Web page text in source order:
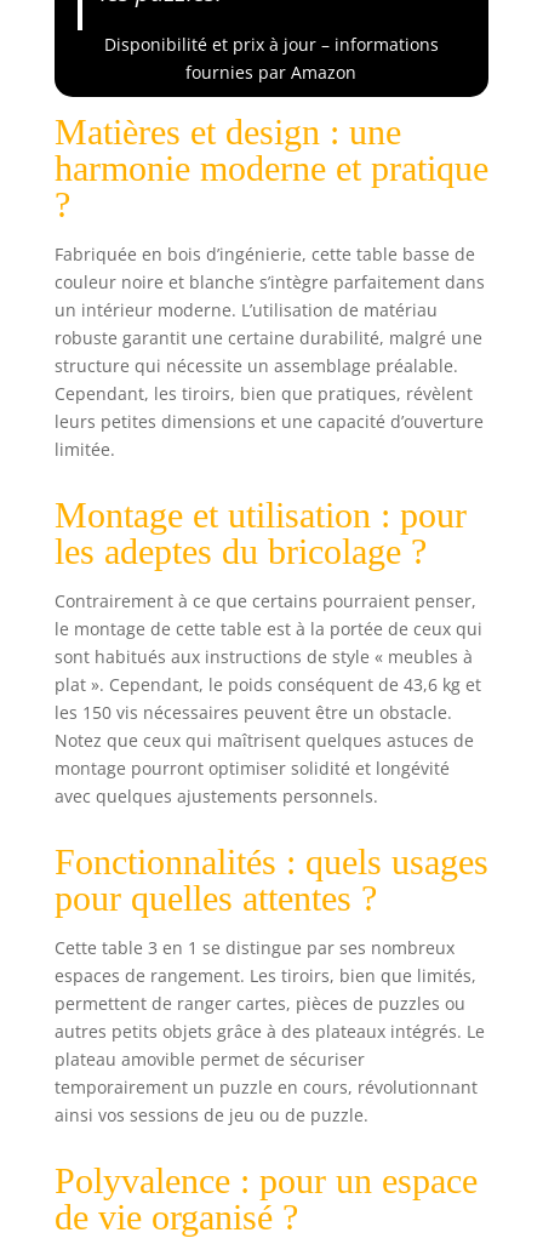
Disponibilité et prix à jour – informations
fournies par Amazon
Matières et design : une
harmonie moderne et pratique
?
Fabriquée en bois d’ingénierie, cette table basse de
couleur noire et blanche s’intègre parfaitement dans
un intérieur moderne. L’utilisation de matériau
robuste garantit une certaine durabilité, malgré une
structure qui nécessite un assemblage préalable.
Cependant, les tiroirs, bien que pratiques, révèlent
leurs petites dimensions et une capacité d’ouverture
limitée.
Montage et utilisation : pour
les adeptes du bricolage ?
Contrairement à ce que certains pourraient penser,
le montage de cette table est à la portée de ceux qui
sont habitués aux instructions de style « meubles à
plat ». Cependant, le poids conséquent de 43,6 kg et
les 150 vis nécessaires peuvent être un obstacle.
Notez que ceux qui maîtrisent quelques astuces de
montage pourront optimiser solidité et longévité
avec quelques ajustements personnels.
Fonctionnalités : quels usages
pour quelles attentes ?
Cette table 3 en 1 se distingue par ses nombreux
espaces de rangement. Les tiroirs, bien que limités,
permettent de ranger cartes, pièces de puzzles ou
autres petits objets grâce à des plateaux intégrés. Le
plateau amovible permet de sécuriser
temporairement un puzzle en cours, révolutionnant
ainsi vos sessions de jeu ou de puzzle.
Polyvalence : pour un espace
de vie organisé ?